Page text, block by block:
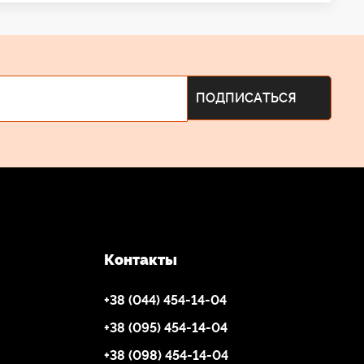
Контакты
+38 (044) 454-14-04
+38 (095) 454-14-04
+38 (098) 454-14-04